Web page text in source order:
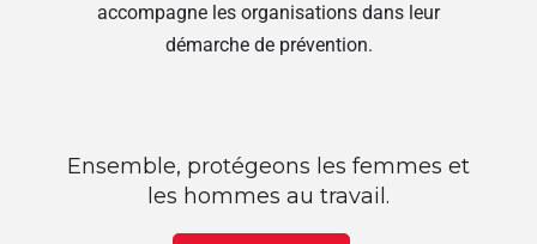
accompagne les organisations dans leur
démarche de prévention.
Ensemble, protégeons les femmes et
les hommes au travail.